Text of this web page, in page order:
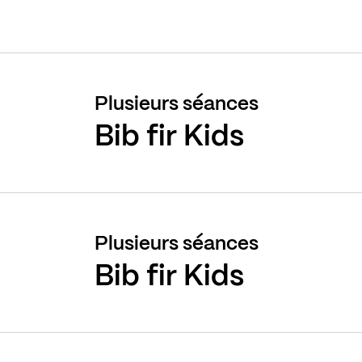
Plusieurs séances
Bib fir Kids
Plusieurs séances
Bib fir Kids